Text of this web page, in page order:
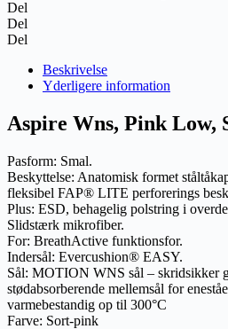
Del
Del
Del
Beskrivelse
Yderligere information
Aspire Wns, Pink Low,
Pasform: Smal.
Beskyttelse: Anatomisk formet
fleksibel FAP® LITE perforerings
Plus: ESD, behagelig polstring i
Slidstærk mikrofiber.
For: BreathActive funktionsfor.
Indersål: Evercushion® EASY.
Sål: MOTION WNS sål – skridsikker
stødabsorberende mellemsål for
varmebestandig op til 300°C
Farve: Sort-pink